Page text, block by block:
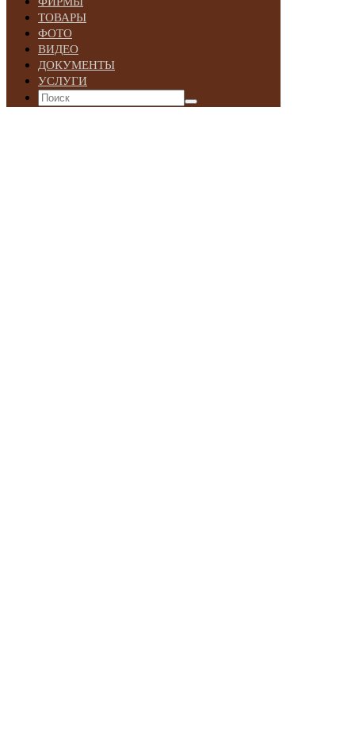
ТОВАРЫ
ФОТО
ВИДЕО
ДОКУМЕНТЫ
УСЛУГИ